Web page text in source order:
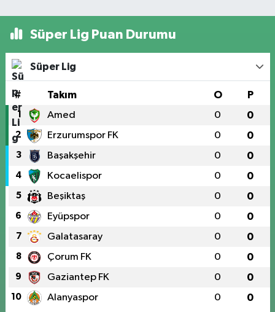
Süper Lig Puan Durumu
Süper Lig
# Takım O P
1 Amed 0 0
2 Erzurumspor FK 0 0
3 Başakşehir 0 0
4 Kocaelispor 0 0
5 Beşiktaş 0 0
6 Eyüpspor 0 0
7 Galatasaray 0 0
8 Çorum FK 0 0
9 Gaziantep FK 0 0
10 Alanyaspor 0 0